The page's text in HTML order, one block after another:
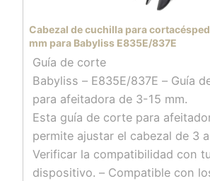
Cabezal de cuchilla para cortacésped
mm para Babyliss E835E/837E
Guía de corte
Babyliss – E835E/837E – Guía
para afeitadora de 3-15 mm.
Esta guía de corte para
permite ajustar el cabezal de 3
Verificar la compatibilidad con tu
dispositivo. – Compatible con